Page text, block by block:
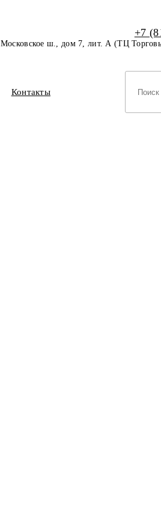
+7
Московское ш., дом 7, лит. А (ТЦ
Контакты